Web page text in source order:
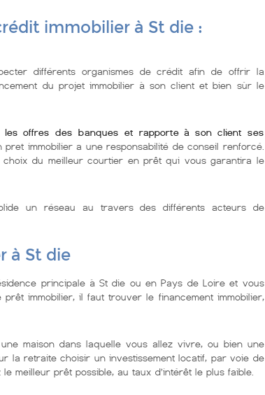
immobilier à St die :
différents organismes de crédit afin de offrir la
du projet immobilier à son client et bien sùr le
offres des banques et rapporte à son client ses
pret immobilier a une responsabilité de conseil renforcé.
choix du meilleur courtier en prêt qui vous garantira le
un réseau au travers des différents acteurs de
à St die
principale à St die ou en Pays de Loire et vous
immobilier, il faut trouver le financement immobilier,
maison dans laquelle vous allez vivre, ou bien une
la retraite choisir un investissement locatif, par voie de
meilleur prêt possible, au taux d’intérêt le plus faible.